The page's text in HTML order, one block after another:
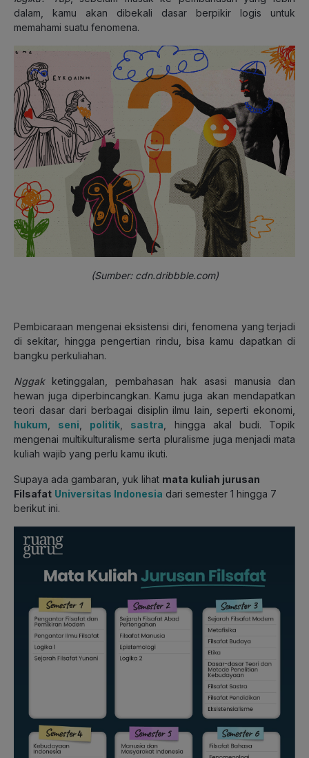
dalam, kamu akan dibekali dasar berpikir logis untuk
memahami suatu fenomena.
(Sumber: cdn.dribbble.com)
Pembicaraan mengenai eksistensi diri, fenomena yang terjadi
di sekitar, hingga pengertian rindu, bisa kamu dapatkan di
bangku perkuliahan.
Nggak ketinggalan, pembahasan hak asasi manusia dan
hewan juga diperbincangkan. Kamu juga akan mendapatkan
teori dasar dari berbagai disiplin ilmu lain, seperti ekonomi,
hukum, seni, politik, sastra, hingga akal budi. Topik
mengenai multikulturalisme serta pluralisme juga menjadi mata
kuliah wajib yang perlu kamu ikuti.
Supaya ada gambaran, yuk lihat mata kuliah jurusan
Filsafat Universitas Indonesia dari semester 1 hingga 7
berikut ini.